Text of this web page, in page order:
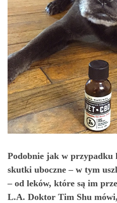
Podobnie jak w przypadku
skutki uboczne – w tym
– od leków, które są im
L.A. Doktor Tim Shu mówi,